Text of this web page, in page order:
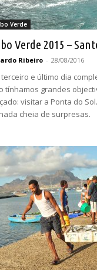
Verde
Verde 2015 –
Ribeiro - 28/08/2016
terceiro e último dia
tínhamos grandes
visitar a Ponta do
cheia de surpresas.